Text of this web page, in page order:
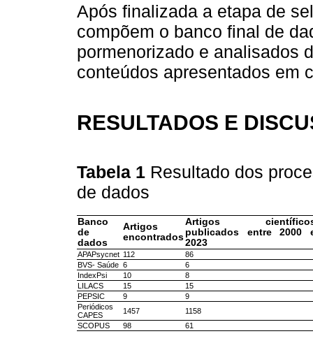
Após finalizada a etapa de
compõem o banco final de
pormenorizado e analisados
conteúdos apresentados em
RESULTADOS E
Tabela 1 Resultado dos
de dados
Banco
de
dados
Artigos
encontrados
Artigos
publicados entre 2000
2023
APAPsycnet 112
86
BVS- Saúde 6
6
IndexPsi
10
8
LILACS
15
15
PEPSIC
9
9
Periódicos
CAPES
1457
1158
SCOPUS
98 61